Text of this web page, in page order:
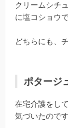
クリームシチ
に塩コショウで
どちらにも、
ポタージ
在宅介護をし
気づいたのです